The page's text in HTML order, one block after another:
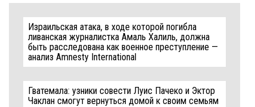
Израильская атака, в ходе которой погибла
ливанская журналистка Амаль Халиль, должна
быть расследована как военное преступление —
анализ Amnesty International
Гватемала: узники совести Луис Пачеко и Эктор
Чаклан смогут вернуться домой к своим семьям